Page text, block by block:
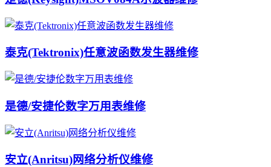
泰克(Tektronix)任意波函数发生器维修
是德/安捷伦数字万用表维修
安立(Anritsu)网络分析仪维修